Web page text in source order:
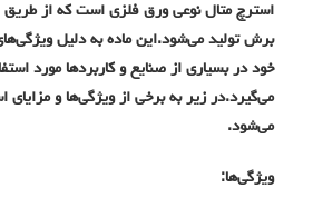
استرچ متال نوعی ورق فلزی است که از
برش تولید می‌شود.این ماده به دلیل
خود در بسیاری از صنایع و کاربردها مورد
می‌گیرد.در زیر به برخی از ویژگی‌ها و مزایای
می‌شود.
ویژگی‌ها: